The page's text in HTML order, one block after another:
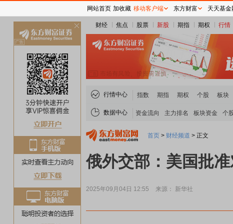
财经 焦点 股票 新股 期指 期权 行情
行情中心 指数 期指 期权 个股 板块
数据中心 资金流向 主力排名 板块资金 个
首页 > 财经频道 > 正文
俄外交部：美国批
2025年09月04日 12:55 来源： 新华社
网站首页 加收藏 移动客户端 东方财富 天天基金
关